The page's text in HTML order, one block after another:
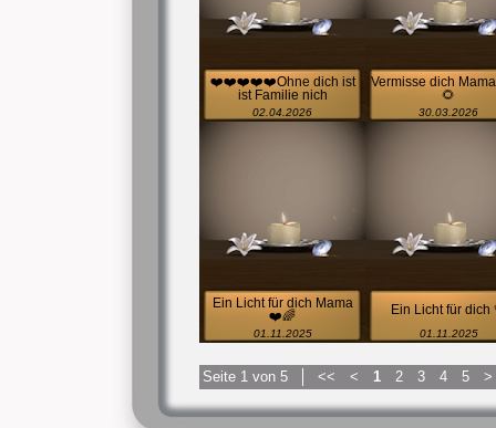
❤️❤️❤️❤️❤️Ohne dich ist
ist Familie nich
02.04.2026
Vermisse dich
🌻
30.03.2026
Ein Licht für dich Mama
❤️🌈
01.11.2025
Ein Licht für dich
01.11.2025
Seite 1 von 5 << < 1 2 3 4 5 >